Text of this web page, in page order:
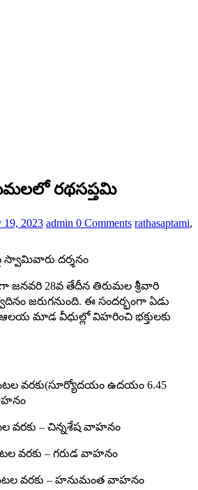
రథసప్తమి
19, 2023 admin 0 Comments rathasaptami,
దర్శనం
జనవరి 28వ తేదీన తిరుమ‌ల శ్రీ‌వారి
జరుగనుంది. ఈ సందర్భంగా ఏడు
మాడ వీధుల్లో విహరించి భక్తులకు
వరకు(సూర్యోద‌యం ఉద‌యం 6.45
వాహనం
వరకు – చిన్నశేష వాహనం
వరకు – గరుడ వాహనం
వరకు – హనుమంత వాహనం